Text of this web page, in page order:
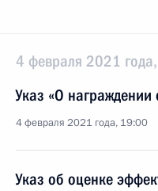
4 февраля 2021 года,
Указ «О
4 февраля 2021 года, 19:00
Указ об оценке